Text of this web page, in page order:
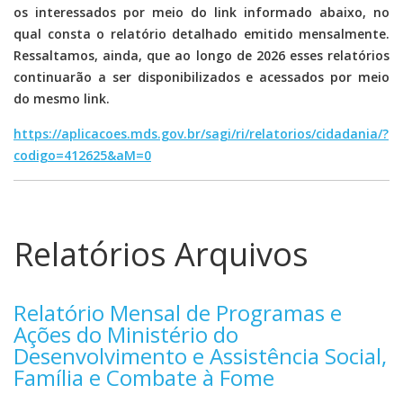
os interessados por meio do link informado abaixo, no
qual consta o relatório detalhado emitido mensalmente.
Ressaltamos, ainda, que ao longo de 2026 esses relatórios
continuarão a ser disponibilizados e acessados por meio
do mesmo link.
https://aplicacoes.mds.gov.br/sagi/ri/relatorios/cidadania/?
codigo=412625&aM=0
Relatórios Arquivos
Relatório Mensal de Programas e
Ações do Ministério do
Desenvolvimento e Assistência Social,
Família e Combate à Fome